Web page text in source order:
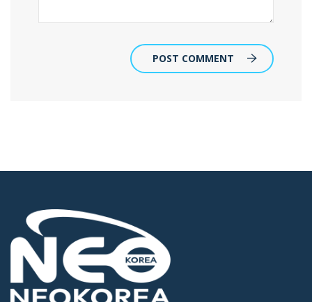
POST COMMENT